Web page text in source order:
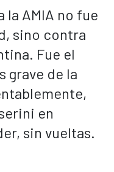
AMIA no fue
sino contra
Fue el
grave de la
en
sin vueltas.